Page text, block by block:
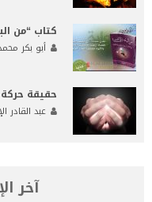
كتاب “من
أبو بكر
حقيقة حركة
عبد القادر
آخر